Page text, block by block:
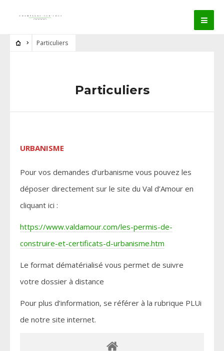
Particuliers
Particuliers
URBANISME
Pour vos demandes d’urbanisme vous pouvez les
déposer directement sur le site du Val d’Amour en
cliquant ici :
https://www.valdamour.com/les-permis-de-
construire-et-certificats-d-urbanisme.htm
Le format dématérialisé vous permet de suivre
votre dossier à distance
Pour plus d’information, se référer à la rubrique PLUi
de notre site internet.